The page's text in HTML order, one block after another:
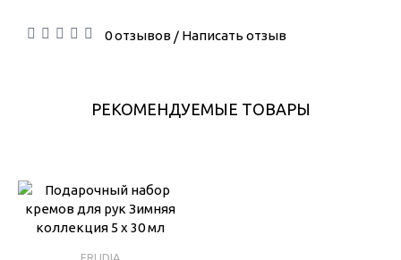
0 отзывов/ Написать отзыв
РЕКОМЕНДУЕМЫЕ ТОВАРЫ
FRUDIA